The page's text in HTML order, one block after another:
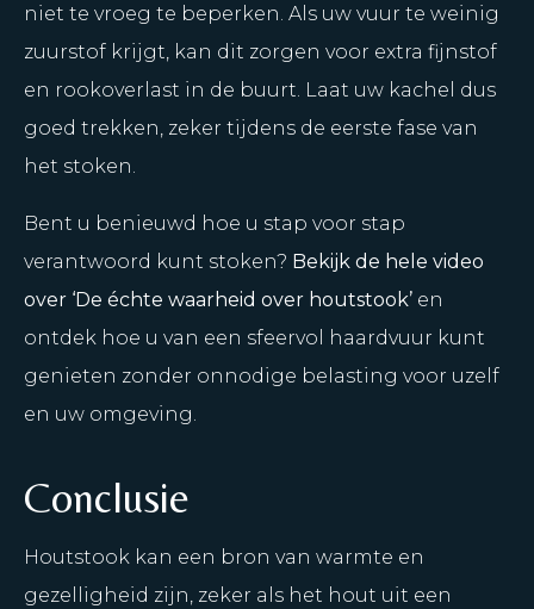
niet te vroeg te beperken. Als uw vuur te weinig
zuurstof krijgt, kan dit zorgen voor extra fijnstof
en rookoverlast in de buurt. Laat uw kachel dus
goed trekken, zeker tijdens de eerste fase van
het stoken.
Bent u benieuwd hoe u stap voor stap
verantwoord kunt stoken? Bekijk de hele video
over ‘De échte waarheid over houtstook’ en
ontdek hoe u van een sfeervol haardvuur kunt
genieten zonder onnodige belasting voor uzelf
en uw omgeving.
Conclusie
Houtstook kan een bron van warmte en
gezelligheid zijn, zeker als het hout uit een